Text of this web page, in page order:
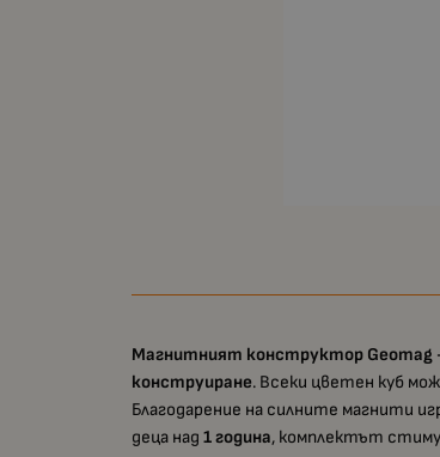
Магнитният конструктор Geomag
конструиране. Всеки цветен куб
Благодарение на силните магнити
деца над1 година, комплектът